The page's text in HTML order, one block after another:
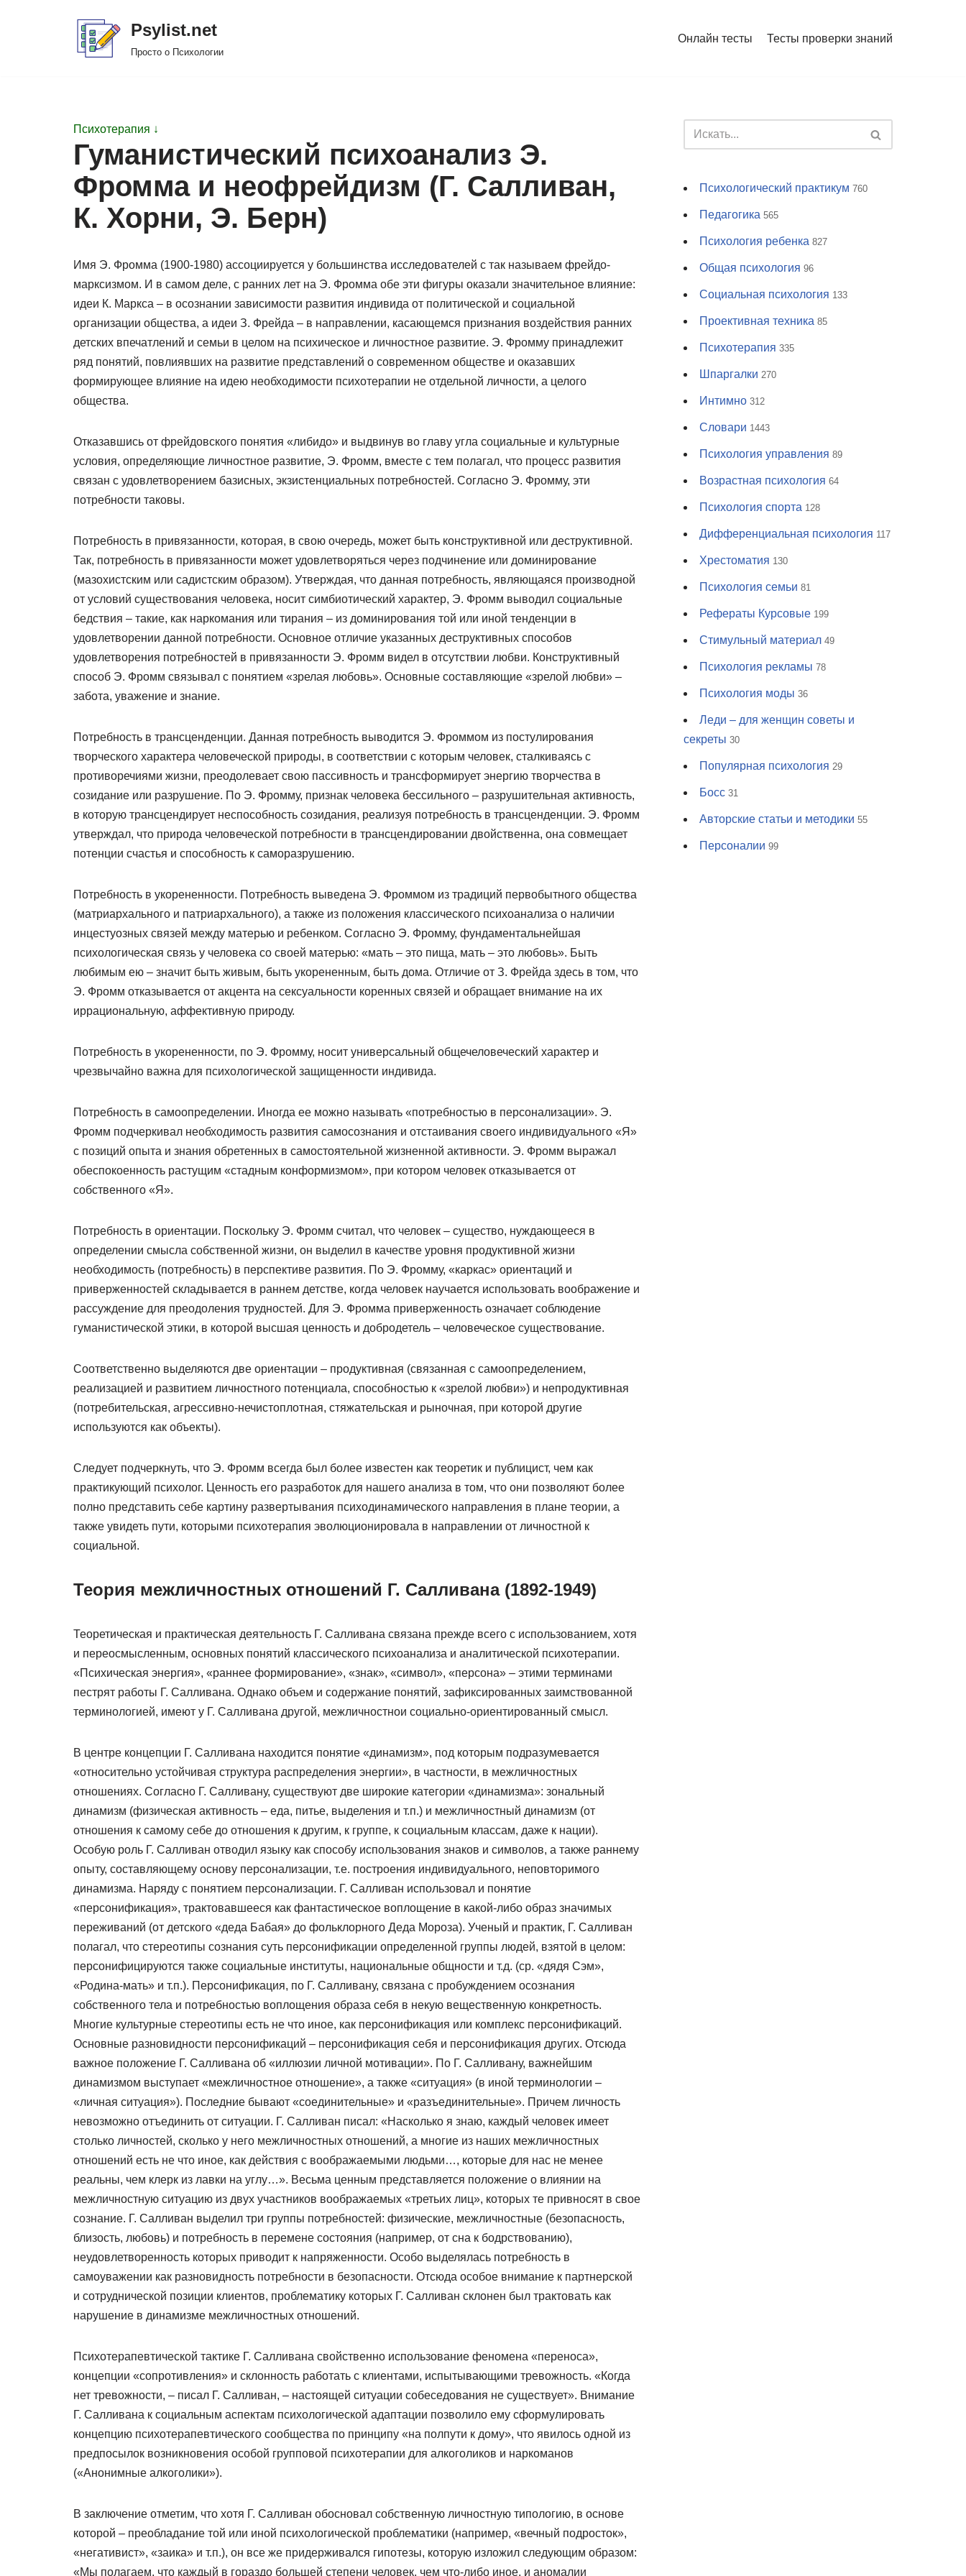
Psylist.net
Просто о Психологии
Онлайн тесты Тесты проверки знаний
Психотерапия ↓
Гуманистический психоанализ Э.
Фромма и неофрейдизм (Г. Салливан,
К. Хорни, Э. Берн)
Имя Э. Фромма (1900-1980) ассоциируется у большинства исследователей с так называем фрейдо-
марксизмом. И в самом деле, с ранних лет на Э. Фромма обе эти фигуры оказали значительное влияние:
идеи К. Маркса – в осознании зависимости развития индивида от политической и социальной
организации общества, а идеи З. Фрейда – в направлении, касающемся признания воздействия ранних
детских впечатлений и семьи в целом на психическое и личностное развитие. Э. Фромму принадлежит
ряд понятий, повлиявших на развитие представлений о современном обществе и оказавших
формирующее влияние на идею необходимости психотерапии не отдельной личности, а целого
общества.
Отказавшись от фрейдовского понятия «либидо» и выдвинув во главу угла социальные и культурные
условия, определяющие личностное развитие, Э. Фромм, вместе с тем полагал, что процесс развития
связан с удовлетворением базисных, экзистенциальных потребностей. Согласно Э. Фромму, эти
потребности таковы.
Потребность в привязанности, которая, в свою очередь, может быть конструктивной или деструктивной.
Так, потребность в привязанности может удовлетворяться через подчинение или доминирование
(мазохистским или садистским образом). Утверждая, что данная потребность, являющаяся производной
от условий существования человека, носит симбиотический характер, Э. Фромм выводил социальные
бедствия – такие, как наркомания или тирания – из доминирования той или иной тенденции в
удовлетворении данной потребности. Основное отличие указанных деструктивных способов
удовлетворения потребностей в привязанности Э. Фромм видел в отсутствии любви. Конструктивный
способ Э. Фромм связывал с понятием «зрелая любовь». Основные составляющие «зрелой любви» –
забота, уважение и знание.
Потребность в трансценденции. Данная потребность выводится Э. Фроммом из постулирования
творческого характера человеческой природы, в соответствии с которым человек, сталкиваясь с
противоречиями жизни, преодолевает свою пассивность и трансформирует энергию творчества в
созидание или разрушение. По Э. Фромму, признак человека бессильного – разрушительная активность,
в которую трансцендирует неспособность созидания, реализуя потребность в трансценденции. Э. Фромм
утверждал, что природа человеческой потребности в трансцендировании двойственна, она совмещает
потенции счастья и способность к саморазрушению.
Потребность в укорененности. Потребность выведена Э. Фроммом из традиций первобытного общества
(матриархального и патриархального), а также из положения классического психоанализа о наличии
инцестуозных связей между матерью и ребенком. Согласно Э. Фромму, фундаментальнейшая
психологическая связь у человека со своей матерью: «мать – это пища, мать – это любовь». Быть
любимым ею – значит быть живым, быть укорененным, быть дома. Отличие от З. Фрейда здесь в том, что
Э. Фромм отказывается от акцента на сексуальности коренных связей и обращает внимание на их
иррациональную, аффективную природу.
Потребность в укорененности, по Э. Фромму, носит универсальный общечеловеческий характер и
чрезвычайно важна для психологической защищенности индивида.
Потребность в самоопределении. Иногда ее можно называть «потребностью в персонализации». Э.
Фромм подчеркивал необходимость развития самосознания и отстаивания своего индивидуального «Я»
с позиций опыта и знания обретенных в самостоятельной жизненной активности. Э. Фромм выражал
обеспокоенность растущим «стадным конформизмом», при котором человек отказывается от
собственного «Я».
Потребность в ориентации. Поскольку Э. Фромм считал, что человек – существо, нуждающееся в
определении смысла собственной жизни, он выделил в качестве уровня продуктивной жизни
необходимость (потребность) в перспективе развития. По Э. Фромму, «каркас» ориентаций и
приверженностей складывается в раннем детстве, когда человек научается использовать воображение и
рассуждение для преодоления трудностей. Для Э. Фромма приверженность означает соблюдение
гуманистической этики, в которой высшая ценность и добродетель – человеческое существование.
Соответственно выделяются две ориентации – продуктивная (связанная с самоопределением,
реализацией и развитием личностного потенциала, способностью к «зрелой любви») и непродуктивная
(потребительская, агрессивно-нечистоплотная, стяжательская и рыночная, при которой другие
используются как объекты).
Следует подчеркнуть, что Э. Фромм всегда был более известен как теоретик и публицист, чем как
практикующий психолог. Ценность его разработок для нашего анализа в том, что они позволяют более
полно представить себе картину развертывания психодинамического направления в плане теории, а
также увидеть пути, которыми психотерапия эволюционировала в направлении от личностной к
социальной.
Теория межличностных отношений Г. Салливана (1892-1949)
Теоретическая и практическая деятельность Г. Салливана связана прежде всего с использованием, хотя
и переосмысленным, основных понятий классического психоанализа и аналитической психотерапии.
«Психическая энергия», «раннее формирование», «знак», «символ», «персона» – этими терминами
пестрят работы Г. Салливана. Однако объем и содержание понятий, зафиксированных заимствованной
терминологией, имеют у Г. Салливана другой, межличностнои социально-ориентированный смысл.
В центре концепции Г. Салливана находится понятие «динамизм», под которым подразумевается
«относительно устойчивая структура распределения энергии», в частности, в межличностных
отношениях. Согласно Г. Салливану, существуют две широкие категории «динамизма»: зональный
динамизм (физическая активность – еда, питье, выделения и т.п.) и межличностный динамизм (от
отношения к самому себе до отношения к другим, к группе, к социальным классам, даже к нации).
Особую роль Г. Салливан отводил языку как способу использования знаков и символов, а также раннему
опыту, составляющему основу персонализации, т.е. построения индивидуального, неповторимого
динамизма. Наряду с понятием персонализации. Г. Салливан использовал и понятие
«персонификация», трактовавшееся как фантастическое воплощение в какой-либо образ значимых
переживаний (от детского «деда Бабая» до фольклорного Деда Мороза). Ученый и практик, Г. Салливан
полагал, что стереотипы сознания суть персонификации определенной группы людей, взятой в целом:
персонифицируются также социальные институты, национальные общности и т.д. (ср. «дядя Сэм»,
«Родина-мать» и т.п.). Персонификация, по Г. Салливану, связана с пробуждением осознания
собственного тела и потребностью воплощения образа себя в некую вещественную конкретность.
Многие культурные стереотипы есть не что иное, как персонификация или комплекс персонификаций.
Основные разновидности персонификаций – персонификация себя и персонификация других. Отсюда
важное положение Г. Салливана об «иллюзии личной мотивации». По Г. Салливану, важнейшим
динамизмом выступает «межличностное отношение», а также «ситуация» (в иной терминологии –
«личная ситуация»). Последние бывают «соединительные» и «разъединительные». Причем личность
невозможно отъединить от ситуации. Г. Салливан писал: «Насколько я знаю, каждый человек имеет
столько личностей, сколько у него межличностных отношений, а многие из наших межличностных
отношений есть не что иное, как действия с воображаемыми людьми…, которые для нас не менее
реальны, чем клерк из лавки на углу…». Весьма ценным представляется положение о влиянии на
межличностную ситуацию из двух участников воображаемых «третьих лиц», которых те привносят в свое
сознание. Г. Салливан выделил три группы потребностей: физические, межличностные (безопасность,
близость, любовь) и потребность в перемене состояния (например, от сна к бодрствованию),
неудовлетворенность которых приводит к напряженности. Особо выделялась потребность в
самоуважении как разновидность потребности в безопасности. Отсюда особое внимание к партнерской
и сотруднической позиции клиентов, проблематику которых Г. Салливан склонен был трактовать как
нарушение в динамизме межличностных отношений.
Психотерапевтической тактике Г. Салливана свойственно использование феномена «переноса»,
концепции «сопротивления» и склонность работать с клиентами, испытывающими тревожность. «Когда
нет тревожности, – писал Г. Салливан, – настоящей ситуации собеседования не существует». Внимание
Г. Салливана к социальным аспектам психологической адаптации позволило ему сформулировать
концепцию психотерапевтического сообщества по принципу «на полпути к дому», что явилось одной из
предпосылок возникновения особой групповой психотерапии для алкоголиков и наркоманов
(«Анонимные алкоголики»).
В заключение отметим, что хотя Г. Салливан обосновал собственную личностную типологию, в основе
которой – преобладание той или иной психологической проблематики (например, «вечный подросток»,
«негативист», «заика» и т.п.), он все же придерживался гипотезы, которую изложил следующим образом:
«Мы полагаем, что каждый в гораздо большей степени человек, чем что-либо иное, и аномалии
Психологический практикум 760
Педагогика 565
Психология ребенка 827
Общая психология 96
Социальная психология 133
Проективная техника 85
Психотерапия 335
Шпаргалки 270
Интимно 312
Словари 1443
Психология управления 89
Возрастная психология 64
Психология спорта 128
Дифференциальная психология 117
Хрестоматия 130
Психология семьи 81
Рефераты Курсовые 199
Стимульный материал 49
Психология рекламы 78
Психология моды 36
Леди – для женщин советы и
секреты 30
Популярная психология 29
Босс 31
Авторские статьи и методики 55
Персоналии 99